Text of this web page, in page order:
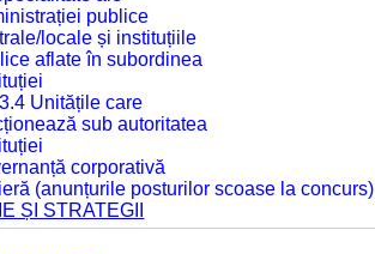
publice
locale și instituțiile
aflate în subordinea
Unitățile care
sub autoritatea
corporativă
(anunțurile posturilor scoase la concurs)
ȘI STRATEGII